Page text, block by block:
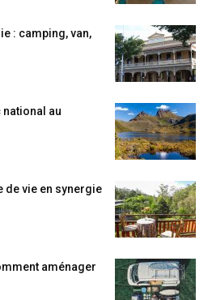
: camping, van,
national au
de vie en synergie
aménager